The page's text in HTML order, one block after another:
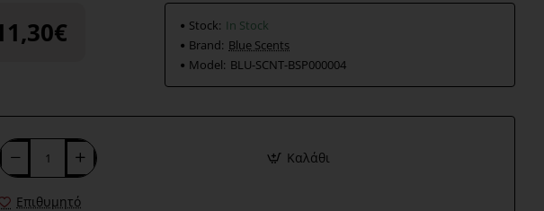
Stock: In Stock
Brand: Blue Scents
Model: ΒLU-SCΝΤ-ΒSΡ000004
Καλάθι
Επιθυμητό